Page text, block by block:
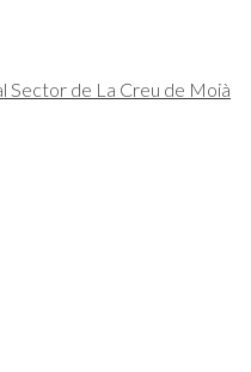
Sector de La Creu de Moià